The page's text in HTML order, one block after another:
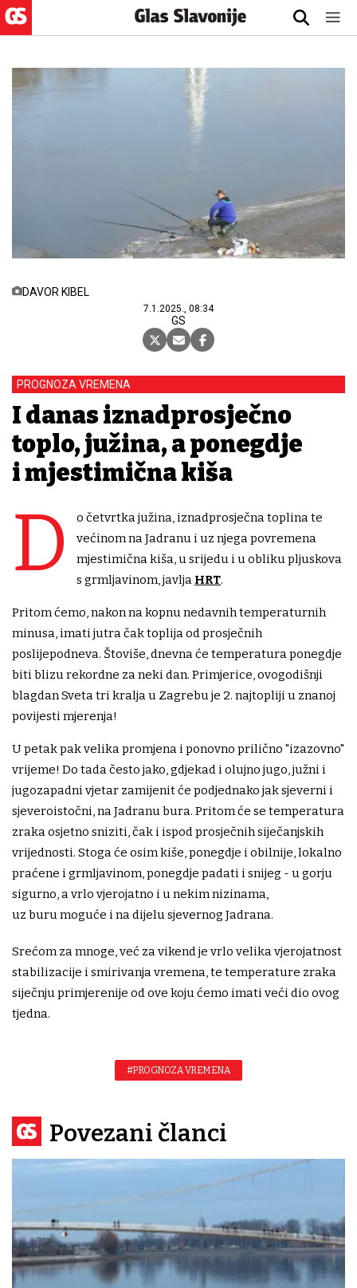
DAVOR KIBEL
7.1.2025., 08:34
GS
PROGNOZA VREMENA
I danas iznadprosječno
toplo, južina, a ponegdje
i mjestimična kiša
D
o četvrtka južina, iznadprosječna toplina te
većinom na Jadranu i uz njega povremena
mjestimična kiša, u srijedu i u obliku pljuskova
s grmljavinom, javlja HRT.
Pritom ćemo, nakon na kopnu nedavnih temperaturnih
minusa, imati jutra čak toplija od prosječnih
poslijepodneva. Štoviše, dnevna će temperatura ponegdje
biti blizu rekordne za neki dan. Primjerice, ovogodišnji
blagdan Sveta tri kralja u Zagrebu je 2. najtopliji u znanoj
povijesti mjerenja!
U petak pak velika promjena i ponovno prilično "izazovno"
vrijeme! Do tada često jako, gdjekad i olujno jugo, južni i
jugozapadni vjetar zamijenit će podjednako jak sjeverni i
sjeveroistočni, na Jadranu bura. Pritom će se temperatura
zraka osjetno sniziti, čak i ispod prosječnih siječanjskih
vrijednosti. Stoga će osim kiše, ponegdje i obilnije, lokalno
praćene i grmljavinom, ponegdje padati i snijeg - u gorju
sigurno, a vrlo vjerojatno i u nekim nizinama,
uz buru moguće i na dijelu sjevernog Jadrana.
Srećom za mnoge, već za vikend je vrlo velika vjerojatnost
stabilizacije i smirivanja vremena, te temperature zraka
siječnju primjerenije od ove koju ćemo imati veći dio ovog
tjedna.
#PROGNOZA VREMENA
Povezani članci